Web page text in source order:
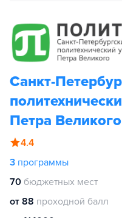
Санкт-
Петра Великого
4.4
3 программы
70 бюджетных мест
от 88 проходной балл